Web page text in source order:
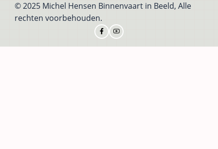
© 2025 Michel Hensen Binnenvaart in Beeld, Alle
rechten voorbehouden.